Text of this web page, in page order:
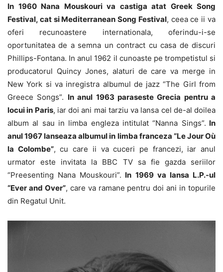
In 1960 Nana Mouskouri va castiga atat Greek Song
Festival, cat si Mediterranean Song Festival, ceea ce ii va
oferi recunoastere internationala, oferindu-i-se
oportunitatea de a semna un contract cu casa de discuri
Phillips-Fontana. In anul 1962 il cunoaste pe trompetistul si
producatorul Quincy Jones, alaturi de care va merge in
New York si va inregistra albumul de jazz “The Girl from
Greece Songs”. In anul 1963 paraseste Grecia pentru a
locui in Paris, iar doi ani mai tarziu va lansa cel de-al doilea
album al sau in limba engleza intitulat “Nanna Sings”. In
anul 1967 lanseaza albumul in limba franceza “Le Jour Où
la Colombe”, cu care ii va cuceri pe francezi, iar anul
urmator este invitata la BBC TV sa fie gazda seriilor
“Preesenting Nana Mouskouri”. In 1969 va lansa L.P.-ul
“Ever and Over”, care va ramane pentru doi ani in topurile
din Regatul Unit.